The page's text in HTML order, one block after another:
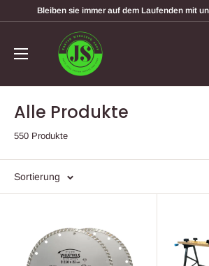
Bleiben sie immer auf dem Laufenden mit
garten-
werkzeugshop
Alle Produkte
550 Produkte
Sortierung